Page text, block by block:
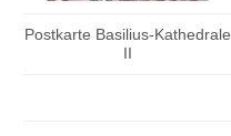
Postkarte Basilius-Kathedrale
II